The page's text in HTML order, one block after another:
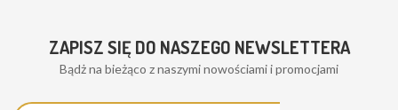
ZAPISZ SIĘ DO NASZEGO NEWSLETTERA
Bądż na bieżąco z naszymi nowościami i promocjami